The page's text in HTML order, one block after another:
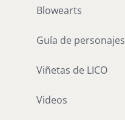
Blowearts
Guía de personajes
Viñetas de LICO
Videos